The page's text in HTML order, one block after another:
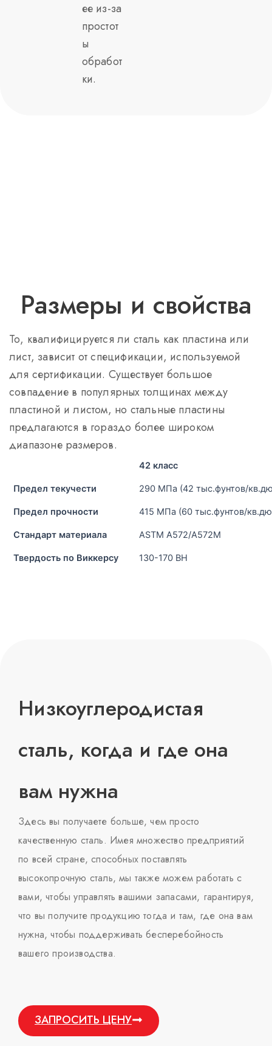
ее из-за
простот
ы
обработ
ки.
Размеры и свойства
То, квалифицируется ли сталь как пластина или
лист, зависит от спецификации, используемой
для сертификации. Существует большое
совпадение в популярных толщинах между
пластиной и листом, но стальные пластины
предлагаются в гораздо более широком
диапазоне размеров.
42 класс
Предел текучести 290 МПа (42 тыс.фунтов/
Предел прочности 415 МПа (60 тыс.фунтов/
Стандарт материала ASTM A572/A572M
Твердость по Виккерсу 130-170 ВН
Низкоуглеродистая
сталь, когда и где она
вам нужна
Здесь вы получаете больше, чем просто
качественную сталь. Имея множество предприятий
по всей стране, способных поставлять
высокопрочную сталь, мы также можем работать с
вами, чтобы управлять вашими запасами, гарантируя,
что вы получите продукцию тогда и там, где она вам
нужна, чтобы поддерживать бесперебойность
вашего производства.
ЗАПРОСИТЬ ЦЕНУ